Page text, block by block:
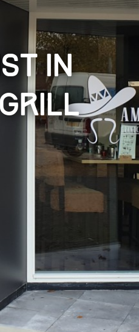
in